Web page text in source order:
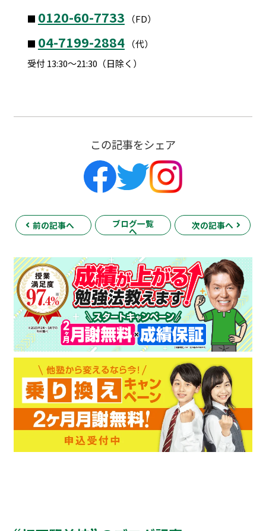
■ 0120-60-7733 （FD）
■ 04-7199-2884（代）
受付 13:30～21:30（日除く）
この記事をシェア
前の記事へ ブログ一覧
へ
次の記事へ